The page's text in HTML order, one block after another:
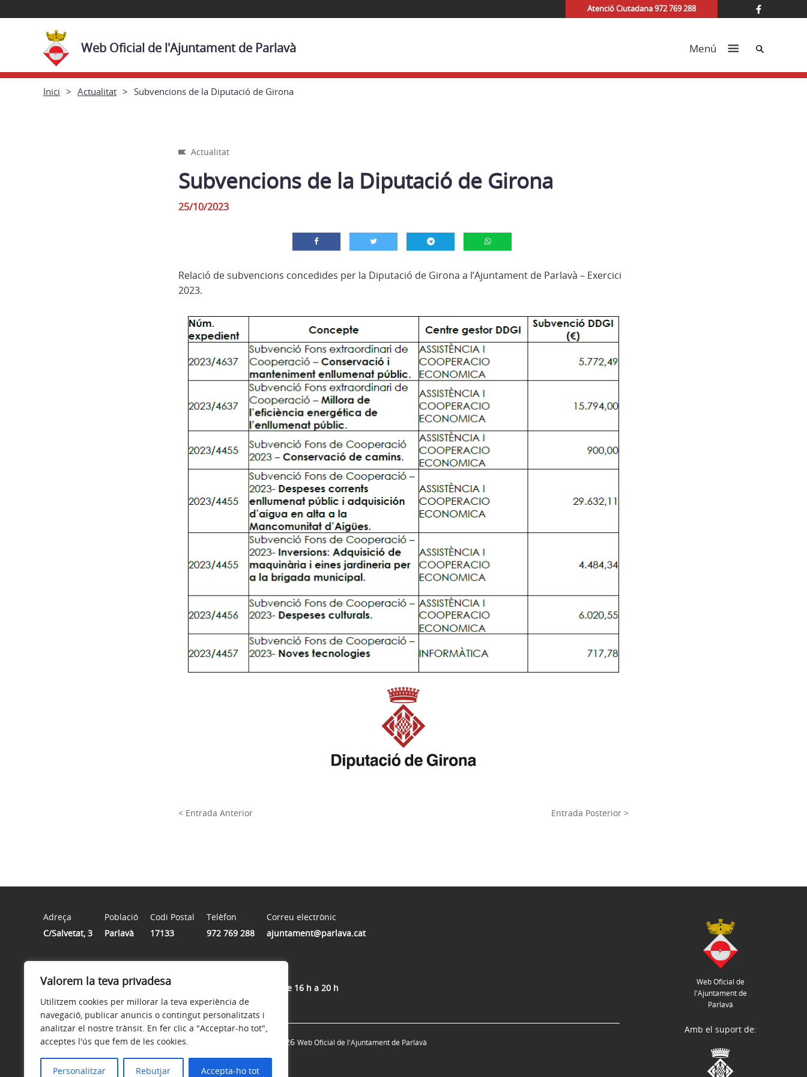
Valorem la teva privadesa
Utilitzem cookies per millorar la teva experiència de
navegació, publicar anuncis o contingut personalitzats i
analitzar el nostre trànsit. En fer clic a "Acceptar-ho tot",
acceptes l'ús que fem de les cookies.
Personalitzar Rebutjar Accepta-ho tot
Atenció Ciutadana 972 769 288
Web Oficial de l'Ajuntament de Parlavà Menú Cerca
Inici Actualitat Subvencions de la Diputació de Girona
Actualitat
Subvencions de la Diputació de Girona
25/10/2023
Relació de subvencions concedides per la Diputació de Girona a l’Ajuntament de Parlavà – Exercici
2023.
< Entrada Anterior Entrada Posterior >
Adreça
C/Salvetat, 3
Població
Parlavà
Codi Postal
17133
Telèfon
972 769 288
Correu electrònic
ajuntament@parlava.cat
Dilluns de 14 h a 17 h | Dimarts de 16 h a 20 h | Dimecres de 16 h a 20 h
Web Oficial de
l'Ajuntament de
Parlavà
Avís legal Política de privacitat © 2026 Web Oficial de l'Ajuntament de Parlavà
Amb el suport de: